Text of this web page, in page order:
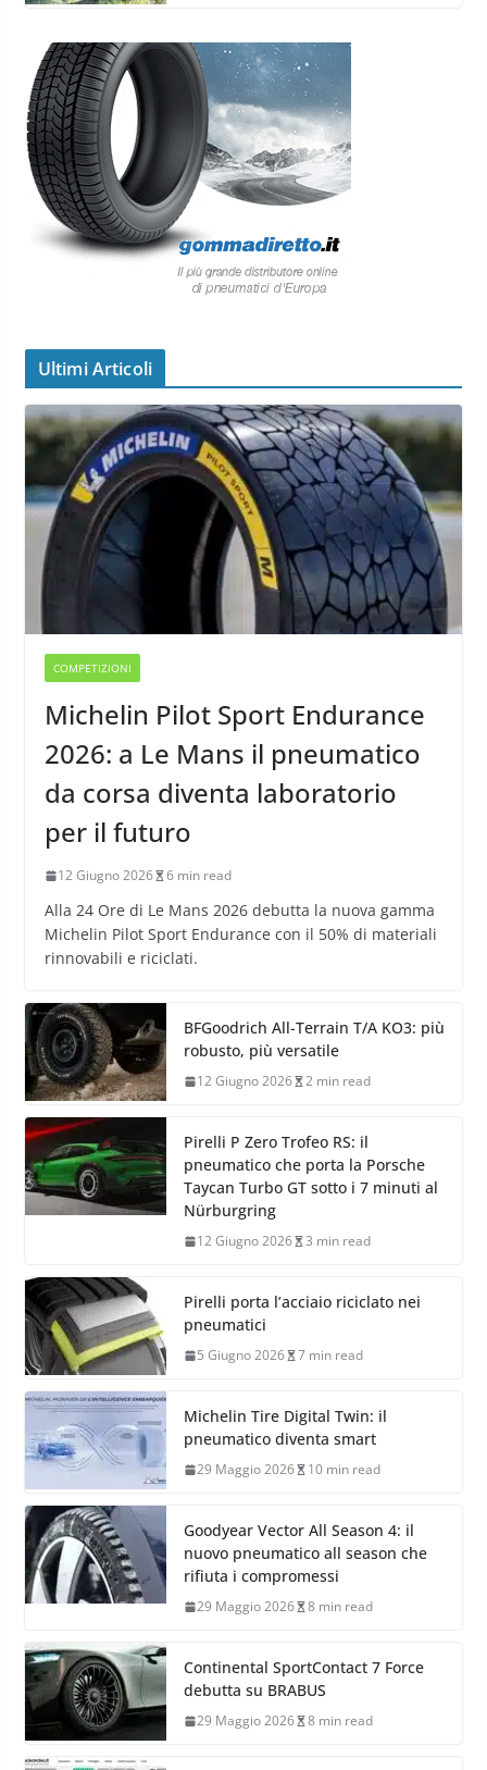
Ultimi Articoli
COMPETIZIONI
Michelin Pilot Sport Endurance
2026: a Le Mans il pneumatico
da corsa diventa laboratorio
per il futuro
12 Giugno 2026 6 min read
Alla 24 Ore di Le Mans 2026 debutta la nuova gamma
Michelin Pilot Sport Endurance con il 50% di materiali
rinnovabili e riciclati.
BFGoodrich All-Terrain T/A KO3: più
robusto, più versatile
12 Giugno 2026 2 min read
Pirelli P Zero Trofeo RS: il
pneumatico che porta la Porsche
Taycan Turbo GT sotto i 7 minuti al
Nürburgring
12 Giugno 2026 3 min read
Pirelli porta l’acciaio riciclato nei
pneumatici
5 Giugno 2026 7 min read
Michelin Tire Digital Twin: il
pneumatico diventa smart
29 Maggio 2026 10 min read
Goodyear Vector All Season 4: il
nuovo pneumatico all season che
rifiuta i compromessi
29 Maggio 2026 8 min read
Continental SportContact 7 Force
debutta su BRABUS
29 Maggio 2026 8 min read